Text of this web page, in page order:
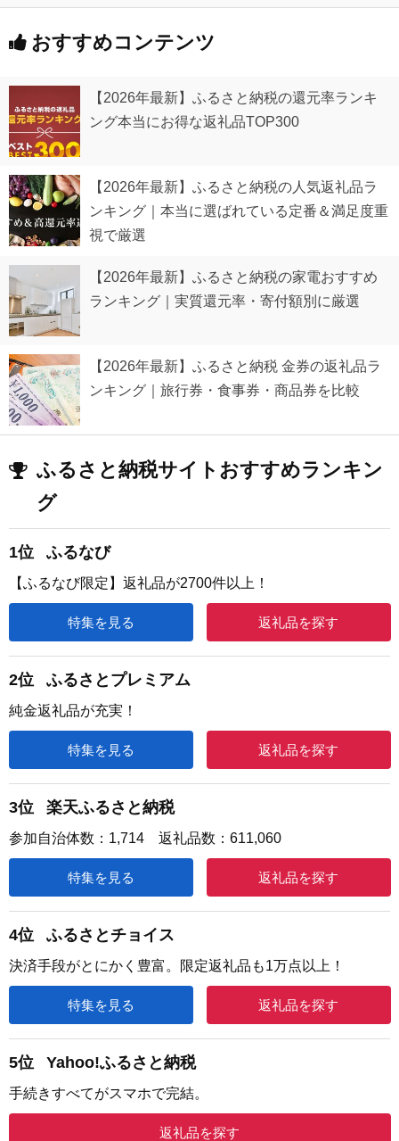
おすすめコンテンツ
【2026年最新】ふるさと納税の還元率ランキ
ング本当にお得な返礼品TOP300
【2026年最新】ふるさと納税の人気返礼品ラ
ンキング｜本当に選ばれている定番＆満足度重
視で厳選
【2026年最新】ふるさと納税の家電おすすめ
ランキング｜実質還元率・寄付額別に厳選
【2026年最新】ふるさと納税 金券の返礼品ラ
ンキング｜旅行券・食事券・商品券を比較
ふるさと納税サイトおすすめランキン
グ
1位 ふるなび
【ふるなび限定】返礼品が2700件以上！
特集を見る 返礼品を探す
2位 ふるさとプレミアム
純金返礼品が充実！
特集を見る 返礼品を探す
3位 楽天ふるさと納税
参加自治体数：1,714 返礼品数：611,060
特集を見る 返礼品を探す
4位 ふるさとチョイス
決済手段がとにかく豊富。限定返礼品も1万点以上！
特集を見る 返礼品を探す
5位 Yahoo!ふるさと納税
手続きすべてがスマホで完結。
返礼品を探す